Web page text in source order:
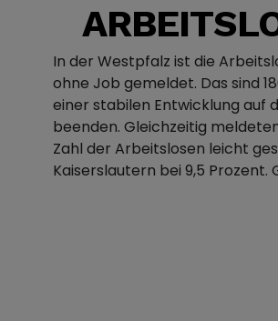
In der Westpfalz ist die
ohne Job gemeldet. Das sind
einer stabilen Entwicklung auf
beenden. Gleichzeitig
Zahl der Arbeitslosen leicht
Kaiserslautern bei 9,5 Prozent.